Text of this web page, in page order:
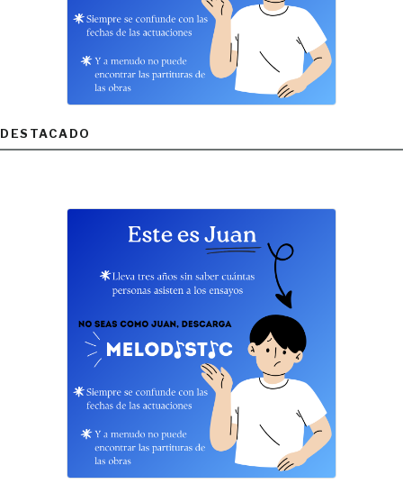
DESTACADO